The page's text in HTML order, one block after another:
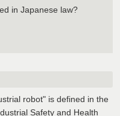
in Japanese law?
robot" is defined in the
Safety and Health